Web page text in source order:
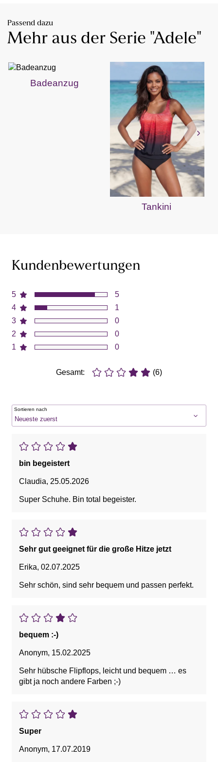
Passend dazu
Mehr aus der Serie "Adele"
Badeanzug
Tankini
Kundenbewertungen
5
4
3
2
1
5
1
0
0
0
Gesamt: (6)
Sortieren nach
bin begeistert
Claudia, 25.05.2026
Super Schuhe. Bin total begeister.
Sehr gut geeignet für die große Hitze jetzt
Erika, 02.07.2025
Sehr schön, sind sehr bequem und passen perfekt.
bequem :-)
Anonym, 15.02.2025
Sehr hübsche Flipflops, leicht und bequem … es
gibt ja noch andere Farben ;-)
Super
Anonym, 17.07.2019